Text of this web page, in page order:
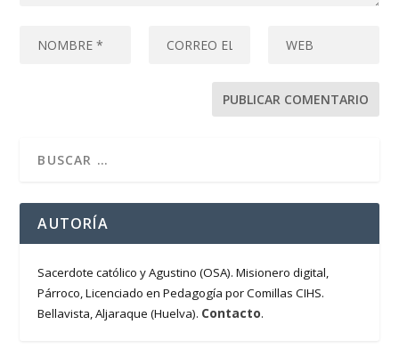
AUTORÍA
Sacerdote católico y Agustino (OSA). Misionero digital,
Párroco, Licenciado en Pedagogía por Comillas CIHS.
Bellavista, Aljaraque (Huelva). Contacto.